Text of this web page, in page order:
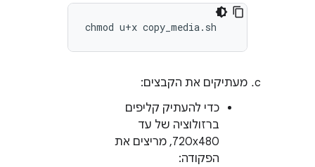
מעתיקים את הקבצים:
כדי להעתיק קליפים
ברזולוציה של עד
720x480, מריצים את
הפקודה: